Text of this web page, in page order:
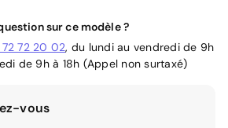
sur ce modèle ?
72 20 02, du lundi au vendredi de 9h
de 9h à 18h (Appel non surtaxé)
vous